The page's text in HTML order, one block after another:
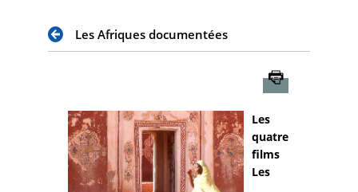
Les Afriques documentées
Les
quatre
films
Les